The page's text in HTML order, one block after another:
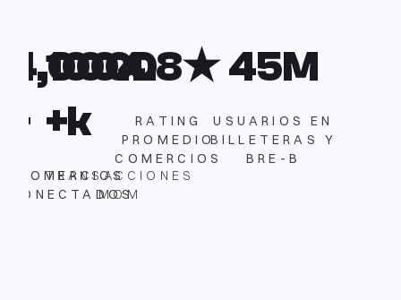
4,000
+
COMERCIOS
CONECTADOS
100.0
+k
TRANSACCIONES
MOM
4.8★
RATING
PROMEDIO
COMERCIOS
45M
USUARIOS EN
BILLETERAS Y
BRE-B